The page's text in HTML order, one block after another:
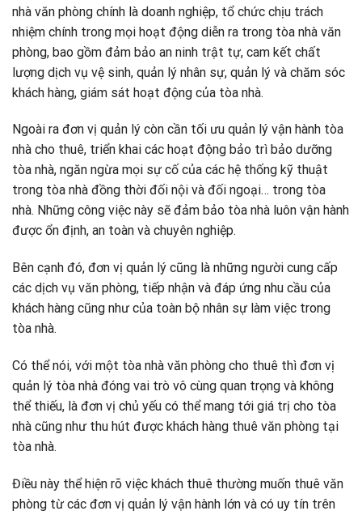
nhà văn phòng chính là doanh nghiệp, tổ chức chịu trách
nhiệm chính trong mọi hoạt động diễn ra trong tòa nhà văn
phòng, bao gồm đảm bảo an ninh trật tự, cam kết chất
lượng dịch vụ vệ sinh, quản lý nhân sự, quản lý và chăm sóc
khách hàng, giám sát hoạt động của tòa nhà.
Ngoài ra đơn vị quản lý còn cần tối ưu quản lý vận hành tòa
nhà cho thuê, triển khai các hoạt động bảo trì bảo dưỡng
tòa nhà, ngăn ngừa mọi sự cố của các hệ thống kỹ thuật
trong tòa nhà đồng thời đối nội và đối ngoại… trong tòa
nhà. Những công việc này sẽ đảm bảo tòa nhà luôn vận hành
được ổn định, an toàn và chuyên nghiệp.
Bên cạnh đó, đơn vị quản lý cũng là những người cung cấp
các dịch vụ văn phòng, tiếp nhận và đáp ứng nhu cầu của
khách hàng cũng như của toàn bộ nhân sự làm việc trong
tòa nhà.
Có thể nói, với một tòa nhà văn phòng cho thuê thì đơn vị
quản lý tòa nhà đóng vai trò vô cùng quan trọng và không
thể thiếu, là đơn vị chủ yếu có thể mang tới giá trị cho tòa
nhà cũng như thu hút được khách hàng thuê văn phòng tại
tòa nhà.
Điều này thể hiện rõ việc khách thuê thường muốn thuê văn
phòng từ các đơn vị quản lý vận hành lớn và có uy tín trên